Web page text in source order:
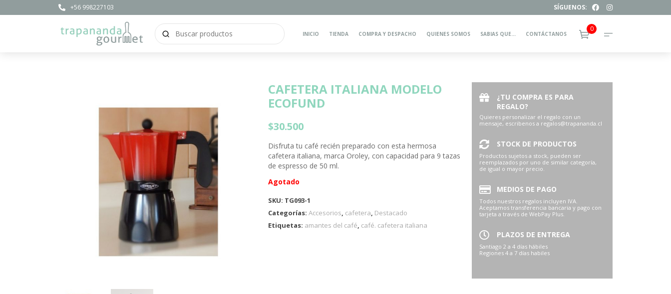
+56 998227103 SÍGUENOS:
INICIO TIENDA COMPRA Y DESPACHO QUIENES SOMOS SABIAS QUE… CONTÁCTANOS
0
CAFETERA ITALIANA MODELO
ECOFUND
$30.500
Disfruta tu café recién preparado con esta hermosa
cafetera italiana, marca Oroley, con capacidad para 9 tazas
de espresso de 50 ml.
Agotado
SKU: TG093-1
Categorías: Accesorios, cafetera, Destacado
Etiquetas: amantes del café, café. cafetera italiana
¿TU COMPRA ES PARA
REGALO?
Quieres personalizar el regalo con un
mensaje, escribenos a regalos@trapananda.cl
STOCK DE PRODUCTOS
Productos sujetos a stock, pueden ser
reemplazados por uno de similar categoría,
de igual o mayor precio.
MEDIOS DE PAGO
Todos nuestros regalos incluyen IVA.
Aceptamos transferencia bancaria y pago con
tarjeta a través de WebPay Plus.
PLAZOS DE ENTREGA
Santiago 2 a 4 días hábiles
Regiones 4 a 7 días habiles